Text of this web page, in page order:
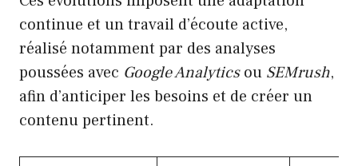
continue et un travail d’écoute active,
réalisé notamment par des analyses
poussées avec Google Analyticsou SEMrush,
afin d’anticiper les besoins et de créer un
contenu pertinent.